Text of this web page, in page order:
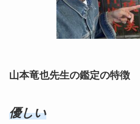
山本竜也先生の鑑定の特徴
優しい